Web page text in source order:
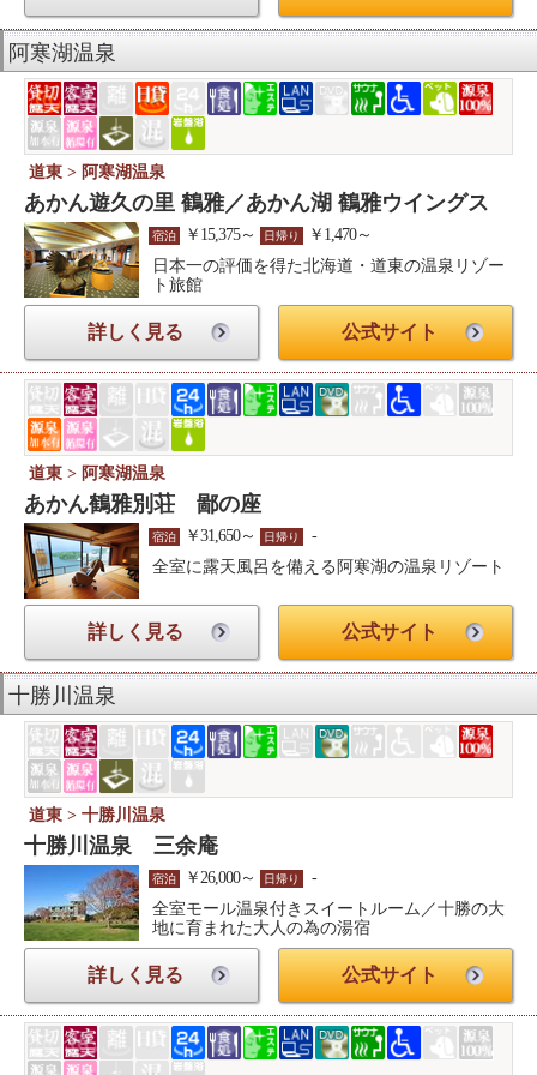
阿寒湖温泉
道東 > 阿寒湖温泉
あかん遊久の里 鶴雅／あかん湖 鶴雅ウイングス
宿泊 ￥15,375～ 日帰り
￥1,470～
日本一の評価を得た北海道・道東の温泉リゾー
ト旅館
詳しく見る 公式サイト
道東 > 阿寒湖温泉
あかん鶴雅別荘 鄙の座
宿泊 ￥31,650～ 日帰り
-
全室に露天風呂を備える阿寒湖の温泉リゾート
詳しく見る 公式サイト
十勝川温泉
道東 > 十勝川温泉
十勝川温泉 三余庵
宿泊 ￥26,000～ 日帰り
-
全室モール温泉付きスイートルーム／十勝の大
地に育まれた大人の為の湯宿
詳しく見る 公式サイト